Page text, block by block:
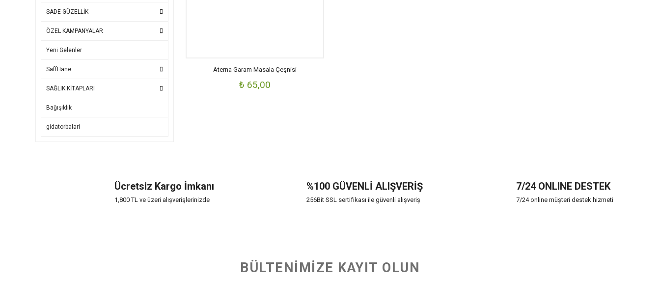
SADE GÜZELLİK
ÖZEL KAMPANYALAR
Yeni Gelenler
SaffHane
SAĞLIK KİTAPLARI
Bağışıklık
gidatorbalari
Aterna Garam Masala Çeşnisi
₺ 65,00
Ücretsiz Kargo İmkanı
1,800 TL ve üzeri alışverişlerinizde
%100 GÜVENLİ ALIŞVERİŞ
256Bit SSL sertifikası ile güvenli alışveriş
7/24 ONLINE DESTEK
7/24 online müşteri destek hizmeti
BÜLTENİMİZE KAYIT OLUN